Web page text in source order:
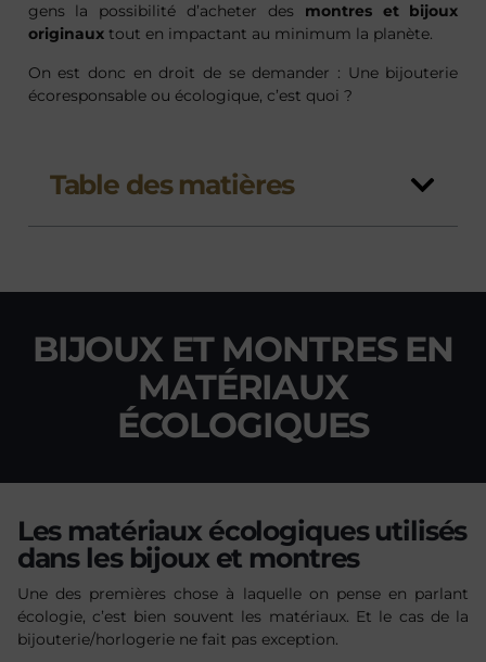
gens la possibilité d’acheter des montres et bijoux
originauxtout en impactant au minimum la planète.
On est donc en droit de se demander : Une bijouterie
écoresponsable ou écologique, c’est quoi ?
Table des matières
BIJOUX ET MONTRES EN
MATÉRIAUX
ÉCOLOGIQUES
Les matériaux écologiques utilisés
dans les bijoux et montres
Une des premières chose à laquelle on pense en parlant
écologie, c’est bien souvent les matériaux. Et le cas de la
bijouterie/horlogerie ne fait pas exception.